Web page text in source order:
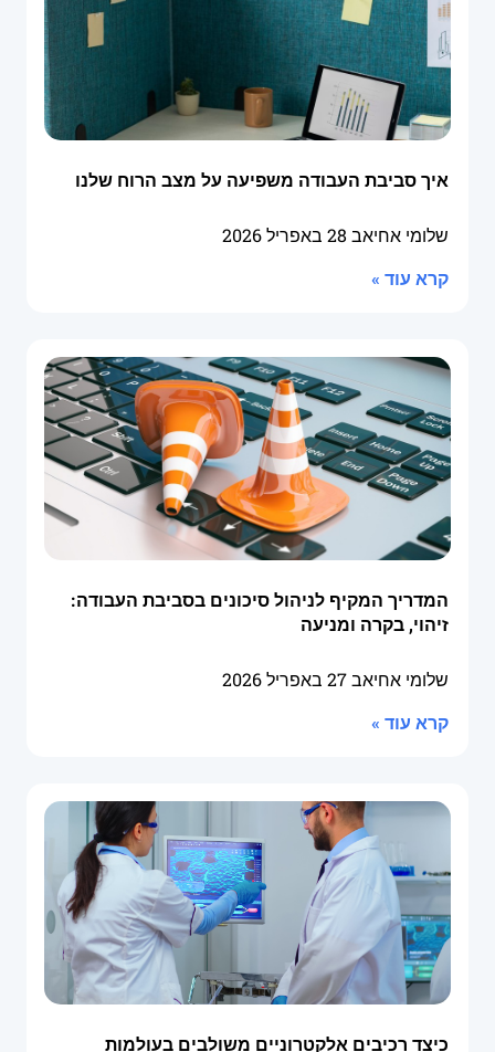
איך סביבת העבודה משפיעה על מצב הרוח שלנו
שלומי אחיאב 28 באפריל 2026
קרא עוד »
המדריך המקיף לניהול סיכונים בסביבת העבודה:
זיהוי, בקרה ומניעה
שלומי אחיאב27 באפריל 2026
קרא עוד »
כיצד רכיבים אלקטרוניים משולבים בעולמות